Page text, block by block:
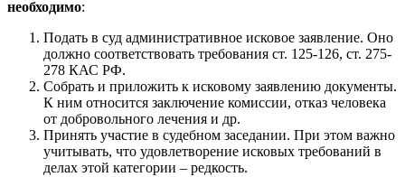
необходимо:
Подать в суд административное исковое заявление. Оно
должно соответствовать требования ст. 125-126, ст. 275-
278 КАС РФ.
Собрать и приложить к исковому заявлению документы.
К ним относится заключение комиссии, отказ человека
от добровольного лечения и др.
Принять участие в судебном заседании. При этом важно
учитывать, что удовлетворение исковых требований в
делах этой категории – редкость.